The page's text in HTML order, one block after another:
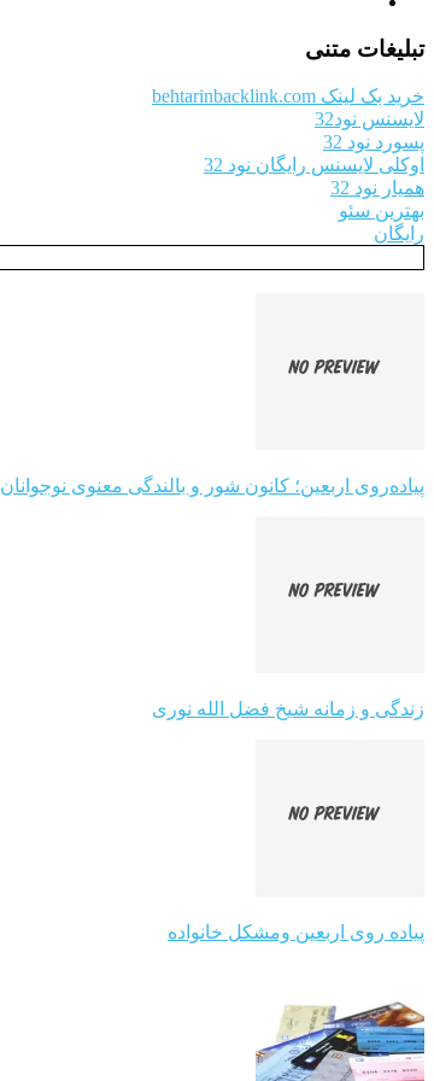
تبلیغات متنی
خرید بک لینک behtarinbacklink.com
لایسنس نود32
پسورد نود 32
اوکلی لایسنس رایگان نود 32
همیار نود 32
بهترین سئو
رایگان
پیاده‌روی اربعین؛ کانون شور و بالندگی معنوی نوجوانان
زندگی و زمانه شیخ فضل الله نوری
پیاده روی اربعین ومشکل خانواده